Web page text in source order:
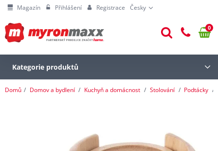
Magazín Přihlášení Registrace Česky
0
Kategorie produktů
Domů Domov a bydlení Kuchyň a domácnost Stolování Podtácky